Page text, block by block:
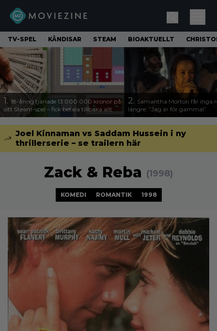
TV-SPEL KÄNDISAR STEAM BIOAKTUELLT
1. 18-åring tjänade 13 000 000 kronor på
sitt Steam-spel – fick betala tillbaka allt
2. Samantha Morton får inga
längre: ”Jag är för gammal”
Joel Kinnaman vs Saddam Hussein i ny
thrillerserie – se trailern här
Zack & Reba (1998)
KOMEDI ROMANTIK 1998